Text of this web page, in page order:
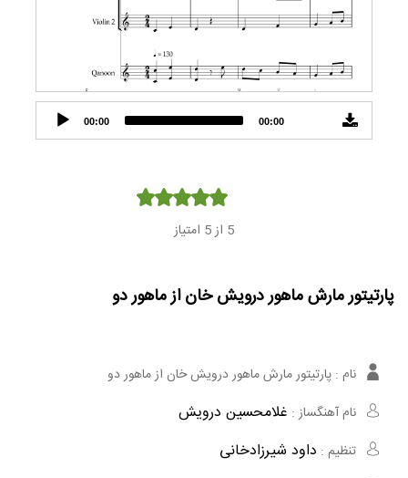
Audio
Player
00:00 00:00
5 از 5 امتیاز
پارتیتور مارش ماهور درویش خان از ماهور دو
نام : پارتیتور مارش ماهور درویش خان از ماهور دو
نام آهنگساز : غلامحسین درویش‌
تنظیم : داود شیرزادخانی